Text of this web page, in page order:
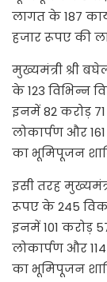
लागत के 187
हजार रूपए की
मुख्यमंत्री श्री
के 123 विभिन्न
इनमें 82 करोड़
लोकार्पण और
का भूमिपूजन
इसी तरह
रूपए के 245
इनमें 101 करोड़
लोकार्पण और
का भूमिपूजन